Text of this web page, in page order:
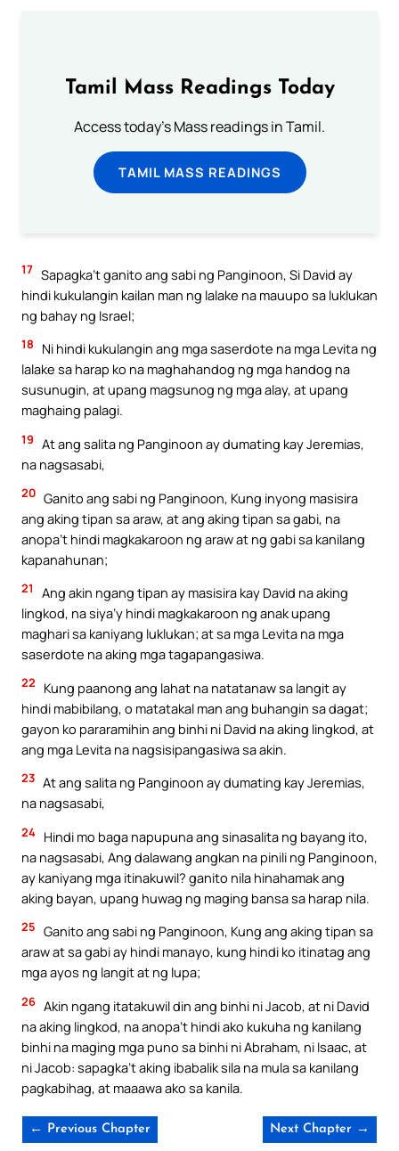
Tamil Mass Readings Today
Access today's Mass readings in Tamil.
TAMIL MASS READINGS
17 Sapagka’t ganito ang sabi ng Panginoon, Si David ay
hindi kukulangin kailan man ng lalake na mauupo sa luklukan
ng bahay ng Israel;
18
Ni hindi kukulangin ang mga saserdote na mga Levita ng
lalake sa harap ko na maghahandog ng mga handog na
susunugin, at upang magsunog ng mga alay, at upang
maghaing palagi.
19 At ang salita ng Panginoon ay dumating kay Jeremias,
na nagsasabi,
20 Ganito ang sabi ng Panginoon, Kung inyong masisira
ang aking tipan sa araw, at ang aking tipan sa gabi, na
anopa’t hindi magkakaroon ng araw at ng gabi sa kanilang
kapanahunan;
21
Ang akin ngang tipan ay masisira kay David na aking
lingkod, na siya’y hindi magkakaroon ng anak upang
maghari sa kaniyang luklukan; at sa mga Levita na mga
saserdote na aking mga tagapangasiwa.
22
Kung paanong ang lahat na natatanaw sa langit ay
hindi mabibilang, o matatakal man ang buhangin sa dagat;
gayon ko pararamihin ang binhi ni David na aking lingkod, at
ang mga Levita na nagsisipangasiwa sa akin.
23 At ang salita ng Panginoon ay dumating kay Jeremias,
na nagsasabi,
24 Hindi mo baga napupuna ang sinasalita ng bayang ito,
na nagsasabi, Ang dalawang angkan na pinili ng Panginoon,
ay kaniyang mga itinakuwil? ganito nila hinahamak ang
aking bayan, upang huwag ng maging bansa sa harap nila.
25 Ganito ang sabi ng Panginoon, Kung ang aking tipan sa
araw at sa gabi ay hindi manayo, kung hindi ko itinatag ang
mga ayos ng langit at ng lupa;
26 Akin ngang itatakuwil din ang binhi ni Jacob, at ni David
na aking lingkod, na anopa’t hindi ako kukuha ng kanilang
binhi na maging mga puno sa binhi ni Abraham, ni Isaac, at
ni Jacob: sapagka’t aking ibabalik sila na mula sa kanilang
pagkabihag, at maaawa ako sa kanila.
← Previous Chapter Next Chapter →